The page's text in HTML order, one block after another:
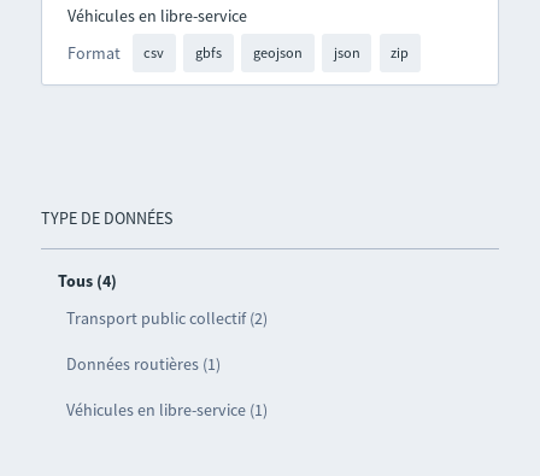
TYPE DE DONNÉES
Tous (4)
Transport public collectif (2)
Données routières (1)
Véhicules en libre-service (1)
Format csv gbfs geojson json zip
Véhicules en libre-service